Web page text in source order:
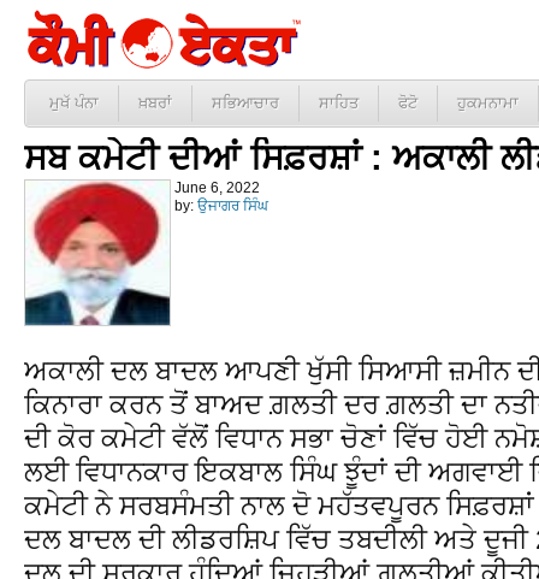
ਮੁਖੱ ਪੰਨਾ ਖ਼ਬਰਾਂ ਸਭਿਆਚਾਰ ਸਾਹਿਤ ਫੋਟੋ ਹੁਕਮਨਾਮਾ
ਸਬ ਕਮੇਟੀ ਦੀਆਂ ਸਿਫ਼ਰਸ਼ਾਂ : ਅਕਾਲੀ
June 6, 2022
by: ਉਜਾਗਰ ਸਿੰਘ
ਅਕਾਲੀ ਦਲ ਬਾਦਲ ਆਪਣੀ ਖੁੱਸੀ ਸਿਆਸੀ ਜ਼ਮੀਨ
ਕਿਨਾਰਾ ਕਰਨ ਤੋਂ ਬਾਅਦ ਗ਼ਲਤੀ ਦਰ ਗ਼ਲਤੀ ਦਾ
ਦੀ ਕੋਰ ਕਮੇਟੀ ਵੱਲੋਂ ਵਿਧਾਨ ਸਭਾ ਚੋਣਾਂ ਵਿੱਚ ਹੋਈ
ਲਈ ਵਿਧਾਨਕਾਰ ਇਕਬਾਲ ਸਿੰਘ ਝੂੰਦਾਂ ਦੀ ਅਗਵਾਈ
ਕਮੇਟੀ ਨੇ ਸਰਬਸੰਮਤੀ ਨਾਲ ਦੋ ਮਹੱਤਵਪੂਰਨ
ਦਲ ਬਾਦਲ ਦੀ ਲੀਡਰਸ਼ਿਪ ਵਿੱਚ ਤਬਦੀਲੀ ਅਤੇ